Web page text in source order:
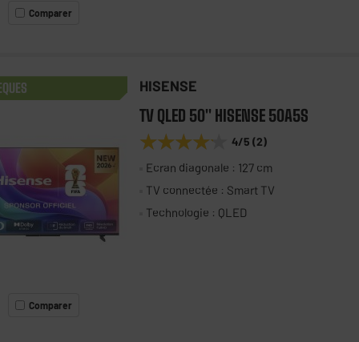
Comparer
Comparer
HISENSE
TV QLED 50" HISENSE 50A5S
★★★★★
★★★★★ 4/5 (2)
Ecran diagonale : 127 cm
TV connectée : Smart TV
Technologie : QLED